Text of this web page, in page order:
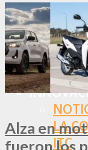
SRT
LA
ITC
Alza en
fueron los